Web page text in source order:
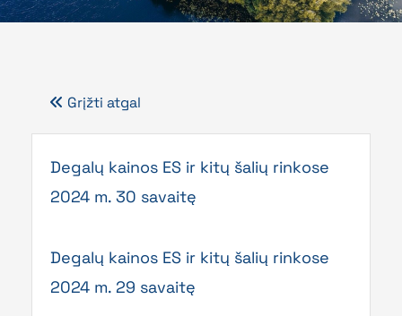
Grįžti atgal
Degalų kainos ES ir kitų šalių rinkose
2024 m. 30 savaitę
Degalų kainos ES ir kitų šalių rinkose
2024 m. 29 savaitę
PagePagePagePagePage